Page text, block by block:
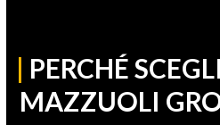
| PERCHÉ
MAZZUOLI